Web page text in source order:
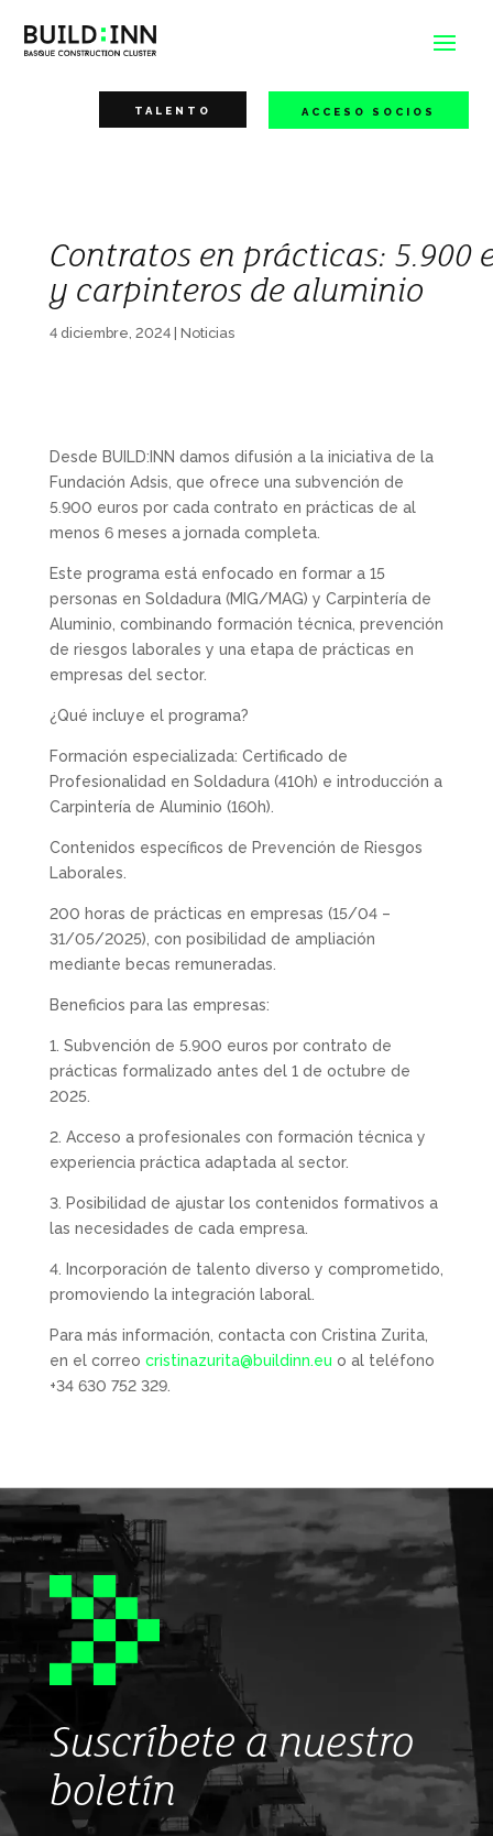
TALENTO ACCESO SOCIOS
Contratos en prácticas: 5.900
y carpinteros de aluminio
4 diciembre, 2024| Noticias
Desde BUILD:INN damos difusión a la iniciativa de la
Fundación Adsis, que ofrece una subvención de
5.900 euros por cada contrato en prácticas de al
menos 6 meses a jornada completa.
Este programa está enfocado en formar a 15
personas en Soldadura (MIG/MAG) y Carpintería de
Aluminio, combinando formación técnica, prevención
de riesgos laborales y una etapa de prácticas en
empresas del sector.
¿Qué incluye el programa?
Formación especializada: Certificado de
Profesionalidad en Soldadura (410h) e introducción a
Carpintería de Aluminio (160h).
Contenidos específicos de Prevención de Riesgos
Laborales.
200 horas de prácticas en empresas (15/04 –
31/05/2025), con posibilidad de ampliación
mediante becas remuneradas.
Beneficios para las empresas:
1. Subvención de 5.900 euros por contrato de
prácticas formalizado antes del 1 de octubre de
2025.
2. Acceso a profesionales con formación técnica y
experiencia práctica adaptada al sector.
3. Posibilidad de ajustar los contenidos formativos a
las necesidades de cada empresa.
4. Incorporación de talento diverso y comprometido,
promoviendo la integración laboral.
Para más información, contacta con Cristina Zurita,
en el correo cristinazurita@buildinn.eu o al teléfono
+34 630 752 329.
Suscríbete a nuestro
boletín